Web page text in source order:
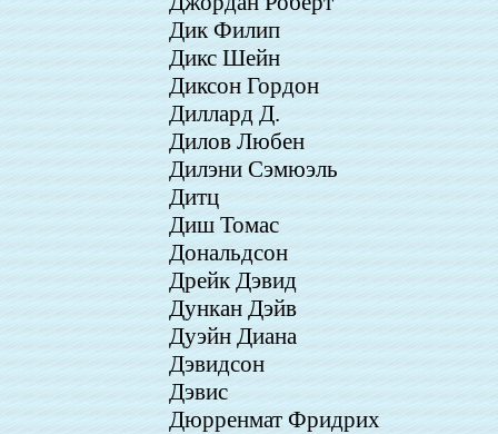
Дик Филип
Дикс Шейн
Диксон Гордон
Диллард Д.
Дилов Любен
Дилэни Сэмюэль
Дитц
Диш Томас
Дональдсон
Дрейк Дэвид
Дункан Дэйв
Дуэйн Диана
Дэвидсон
Дэвис
Дюрренмат Фридрих